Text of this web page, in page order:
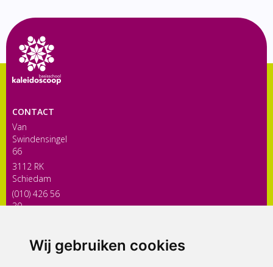
Wij gebruiken cookies
CONTACT
Van
Swindensingel
66
3112 RK
Schiedam
(010) 426 56
30
ONDERDEEL VAN